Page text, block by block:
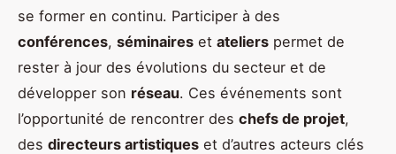
se former en continu. Participer à des
conférences, séminaires et ateliers permet de
rester à jour des évolutions du secteur et de
développer son réseau. Ces événements sont
l’opportunité de rencontrer des chefs de projet,
des directeurs artistiques et d’autres acteurs clés